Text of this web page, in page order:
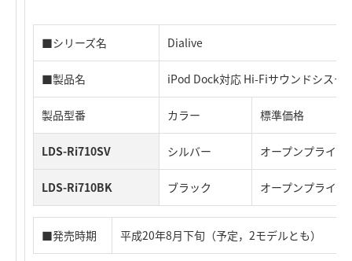
■シリーズ名 Dialive
■製品名 iPod Dock対応 Hi-Fiサウンドシステ
製品型番 カラー 標準価格
LDS-Ri710SV シルバー オープンプライス
LDS-Ri710BK ブラック オープンプライス
■発売時期 平成20年8月下旬（予定，2モデルとも）